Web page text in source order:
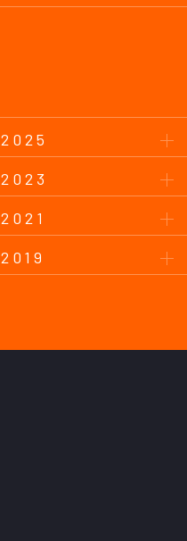
2025
2023
2021
2019